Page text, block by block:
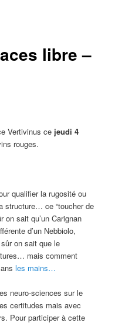
libre –
Vertivinus ce jeudi 4
rouges.
qualifier la rugosité ou
structure… ce “toucher de
sait qu’un Carignan
d’un Nebbiolo,
on sait que le
mais comment
les mains…
neuro-sciences sur le
certitudes mais avec
Pour participer à cette